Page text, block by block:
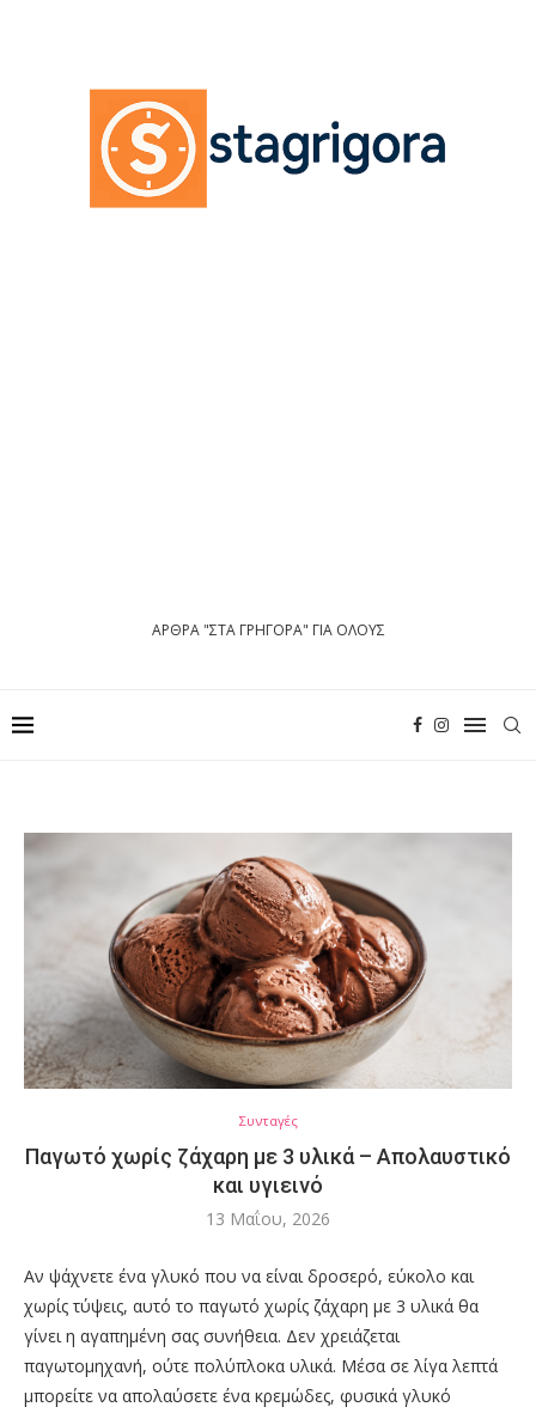
ΑΡΘΡΑ "ΣΤΑ ΓΡΗΓΟΡΑ" ΓΙΑ ΟΛΟΥΣ
Συνταγές
Παγωτό χωρίς ζάχαρη με 3 υλικά – Απολαυστικό
και υγιεινό
13 Μαΐου, 2026
Αν ψάχνετε ένα γλυκό που να είναι δροσερό, εύκολο και
χωρίς τύψεις, αυτό το παγωτό χωρίς ζάχαρη με 3 υλικά θα
γίνει η αγαπημένη σας συνήθεια. Δεν χρειάζεται
παγωτομηχανή, ούτε πολύπλοκα υλικά. Μέσα σε λίγα λεπτά
μπορείτε να απολαύσετε ένα κρεμώδες, φυσικά γλυκό